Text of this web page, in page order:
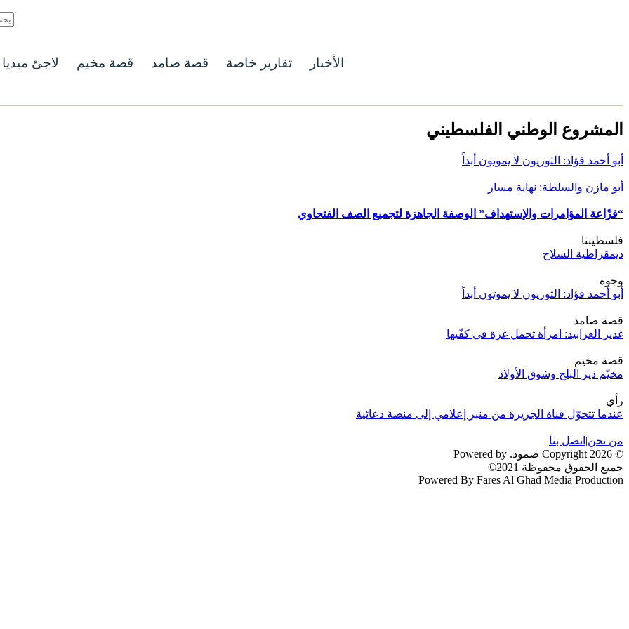
الأخبار تقارير خاصة قصة صامد قصة مخيم لاجئ ميديا
المشروع الوطني الفلسطيني
أبو أحمد فؤاد: الثوريون لا يموتون أبداً
أبو مازن والسلطة: نهاية مسار
“فزّاعة المؤامرات والإستهداف” الوصفة الجاهزة لتجميع الصف الفتحاوي
فلسطيننا
ديمقراطية السلاح
وجوه
أبو أحمد فؤاد: الثوريون لا يموتون أبداً
قصة صامد
غدير العرابيد: امرأة تحمل غزة في كفّيها
قصة مخيم
مخيّم دير البلح وشوق الأولاد
رأي
عندما تتحوّل قناة الجزيرة من منبر إعلامي إلى منصة دعائية
من نحن| اتصل بنا
© 2026 Copyright صمود. Powered by
جميع الحقوق محفوظة 2021©
Powered By Fares Al Ghad Media Production